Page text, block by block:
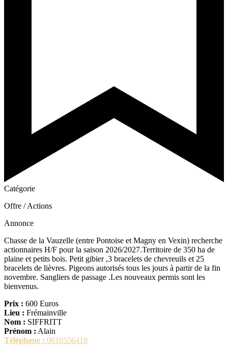
Catégorie
Offre / Actions
Annonce
Chasse de la Vauzelle (entre Pontoise et Magny en Vexin) recherche
actionnaires H/F pour la saison 2026/2027.Territoire de 350 ha de
plaine et petits bois. Petit gibier ,3 bracelets de chevreuils et 25
bracelets de lièvres. Pigeons autorisés tous les jours à partir de la fin
novembre. Sangliers de passage .Les nouveaux permis sont les
bienvenus.
Prix : 600 Euros
Lieu : Frémainville
Nom : SIFFRITT
Prénom : Alain
Téléphone : 0616556410